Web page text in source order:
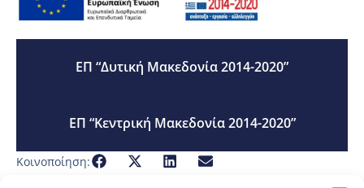
ΕΠ “Δυτική Μακεδονία 2014-2020”
ΕΠ “Κεντρική Μακεδονία 2014-2020”
Κοινοποίηση: